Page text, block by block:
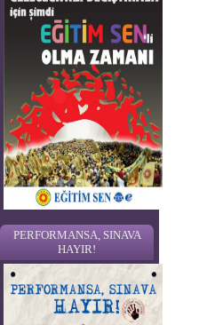
PERFORMANSA, SINAVA
HAYIR!